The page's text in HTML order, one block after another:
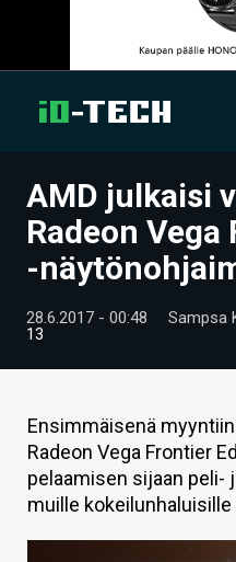
UUTISET
ARTIKKELIT
VIDEOT
HINTA.FI
KAUPPA
VAIHDA TEEMA
AMD julkaisi
Radeon
-
28.6.2017 - 00:48 Sampsa
13
Ensimmäisenä
Radeon Vega Frontier
pelaamisen sijaan peli-
muille